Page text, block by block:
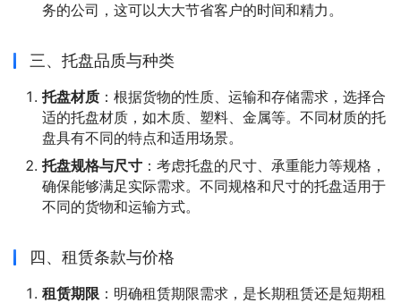
务的公司，这可以大大节省客户的时间和精力。
三、托盘品质与种类
托盘材质 ：根据货物的性质、运输和存储需求，选择合
适的托盘材质，如木质、塑料、金属等。不同材质的托
盘具有不同的特点和适用场景。
托盘规格与尺寸 ：考虑托盘的尺寸、承重能力等规格，
确保能够满足实际需求。不同规格和尺寸的托盘适用于
不同的货物和运输方式。
四、租赁条款与价格
租赁期限 ：明确租赁期限需求，是长期租赁还是短期租